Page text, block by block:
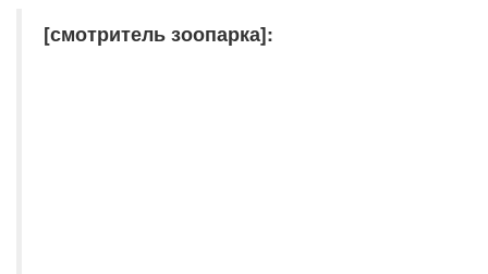
[смотритель зоопарка]: